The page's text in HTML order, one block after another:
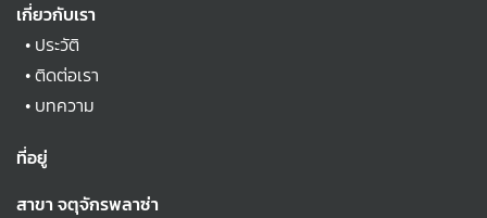
เกี่ยวกับเรา
• ประวัติ
•ติดต่อเรา
• บทความ
ที่อยู่
สาขา จตุจักรพลาซ่า